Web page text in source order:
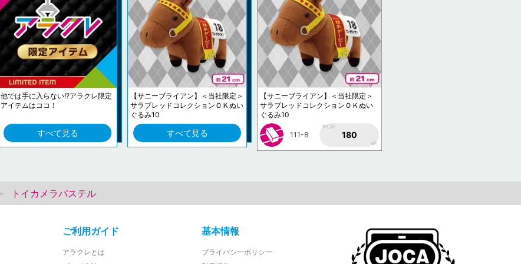
他では手に入らない!?アラクレ限定
アイテムはココ！
すべて見る
【サニーブライアン】＜当社限定＞
サラブレッドコレクションＯＫぬい
ぐるみ10
すべて見る
【サニーブライアン】＜当社限定＞
サラブレッドコレクションＯＫぬい
ぐるみ10
111-B
1PLAY
180
AP
トイカメラパステル
ご利用ガイド
アラクレとは
基本情報
プライバシーポリシー